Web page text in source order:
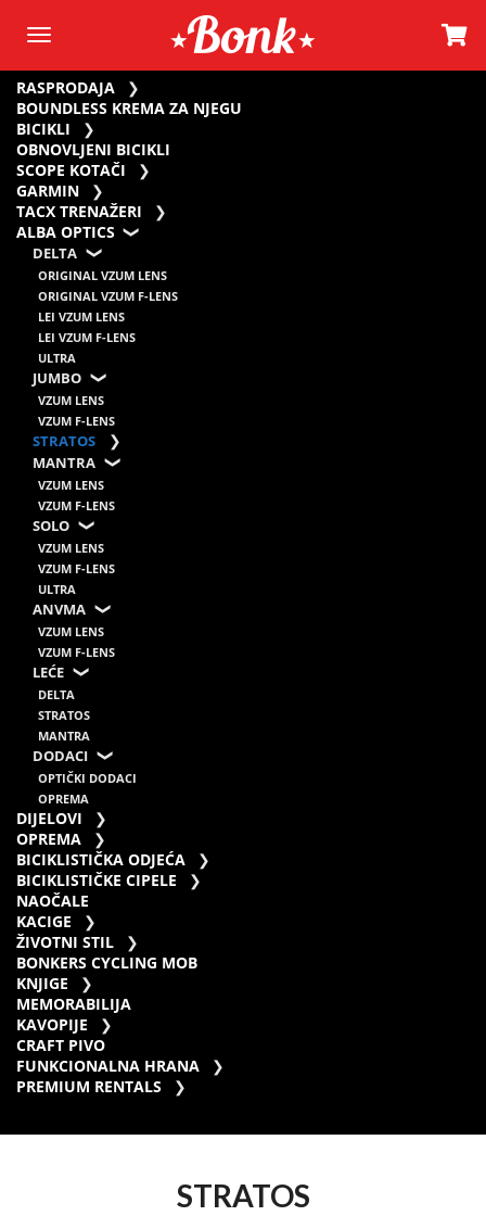
RASPRODAJA
BOUNDLESS KREMA ZA NJEGU
BICIKLI
OBNOVLJENI BICIKLI
SCOPE KOTAČI
GARMIN
TACX TRENAŽERI
ALBA OPTICS
DELTA
ORIGINAL VZUM LENS
ORIGINAL VZUM F-LENS
LEI VZUM LENS
LEI VZUM F-LENS
ULTRA
JUMBO
VZUM LENS
VZUM F-LENS
STRATOS
MANTRA
VZUM LENS
VZUM F-LENS
SOLO
VZUM LENS
VZUM F-LENS
ULTRA
ANVMA
VZUM LENS
VZUM F-LENS
LEĆE
DELTA
STRATOS
MANTRA
DODACI
OPTIČKI DODACI
OPREMA
DIJELOVI
OPREMA
BICIKLISTIČKA ODJEĆA
BICIKLISTIČKE CIPELE
NAOČALE
KACIGE
ŽIVOTNI STIL
BONKERS CYCLING MOB
KNJIGE
MEMORABILIJA
KAVOPIJE
CRAFT PIVO
FUNKCIONALNA HRANA
PREMIUM RENTALS
STRATOS